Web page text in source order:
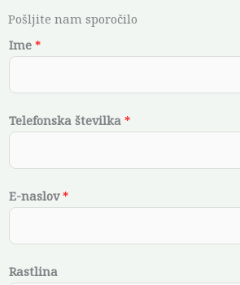
Pošljite nam sporočilo
Ime *
Telefonska številka *
E
-
s
E-naslov*
Rastlina